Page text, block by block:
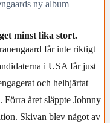
ny album
minst lika stort.
får inte riktigt
i USA får just
och helhjärtat
året släppte Johnny
Skivan blev något av